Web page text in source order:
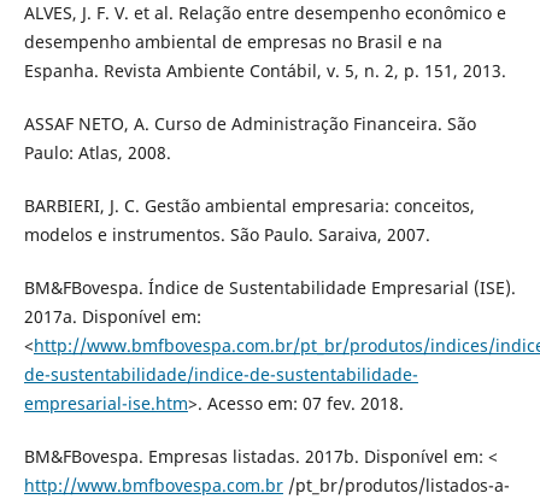
ALVES, J. F. V. et al. Relação entre desempenho econômico e
desempenho ambiental de empresas no Brasil e na
Espanha. Revista Ambiente Contábil, v. 5, n. 2, p. 151, 2013.
ASSAF NETO, A. Curso de Administração Financeira. São
Paulo: Atlas, 2008.
BARBIERI, J. C. Gestão ambiental empresaria: conceitos,
modelos e instrumentos. São Paulo. Saraiva, 2007.
BM&FBovespa. Índice de Sustentabilidade Empresarial (ISE).
2017a. Disponível em:
<http://www.bmfbovespa.com.br/pt_br/produtos/indices/
de-sustentabilidade/indice-de-sustentabilidade-
empresarial-ise.htm>. Acesso em: 07 fev. 2018.
BM&FBovespa. Empresas listadas. 2017b. Disponível em: <
http://www.bmfbovespa.com.br/pt_br/produtos/listados-a-